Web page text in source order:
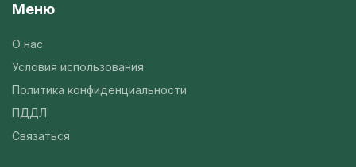
Меню
О нас
Условия использования
Политика конфиденциальности
ПДДЛ
Связаться